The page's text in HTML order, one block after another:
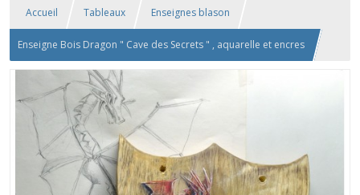
Accueil Tableaux Enseignes blason
Enseigne Bois Dragon " Cave des Secrets " , aquarelle et encres